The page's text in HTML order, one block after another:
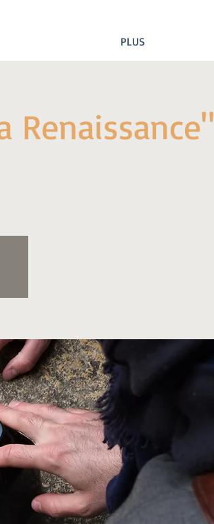
PLUS
Renaissance"